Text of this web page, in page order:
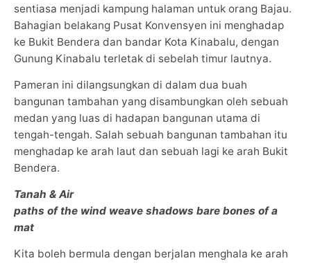
sentiasa menjadi kampung halaman untuk orang Bajau.
Bahagian belakang Pusat Konvensyen ini menghadap
ke Bukit Bendera dan bandar Kota Kinabalu, dengan
Gunung Kinabalu terletak di sebelah timur lautnya.
Pameran ini dilangsungkan di dalam dua buah
bangunan tambahan yang disambungkan oleh sebuah
medan yang luas di hadapan bangunan utama di
tengah-tengah. Salah sebuah bangunan tambahan itu
menghadap ke arah laut dan sebuah lagi ke arah Bukit
Bendera.
Tanah & Air
paths of the wind weave shadows bare bones of a
mat
Kita boleh bermula dengan berjalan menghala ke arah